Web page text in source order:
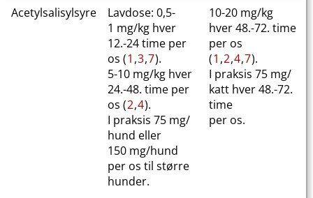
Acetylsalisylsyre
Lavdose: 0,5-
1 mg/kg hver
12.-24 time per
os (1 ,3,7).
5-10 mg/kg hver
24.-48. time per
os (2,4).
I praksis 75 mg​/​
hund eller
150 mg​/​hund
per os til større
hunder.
10-20 mg/kg
hver 48.-72. time
per os
(1 ,2,4,7).
I praksis 75 mg​/​
katt hver 48.-72.
time
per os.